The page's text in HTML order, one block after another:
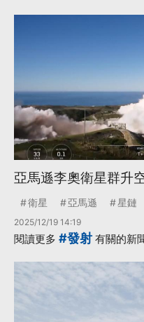
亞馬遜李奧衛星群升
衛星 亞馬遜 星鏈
2025/12/19 14:19
閱讀更多 #發射 有關的新